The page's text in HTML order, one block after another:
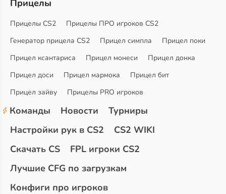
Прицелы
Прицелы CS2
Прицелы ПРО игроков CS2
Генератор прицела CS2
Прицел симпла
Прицел поки
Прицел ксантариса
Прицел монеси
Прицел донка
Прицел доси
Прицел мармока
Прицел бит
Прицел зайву
Прицелы PRO игроков
Команды Новости
Турниры
Настройки рук в CS2
CS2 WIKI
Скачать CS
FPL игроки CS2
Лучшие CFG по загрузкам
Конфиги про игроков